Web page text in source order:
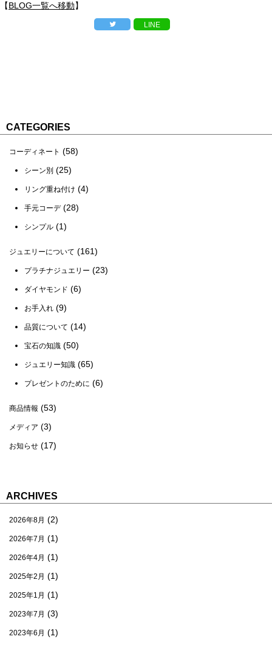
【BLOG一覧へ移動】
LINE
CATEGORIES
コーディネート (58)
シーン別 (25)
リング重ね付け (4)
手元コーデ(28)
シンプル (1)
ジュエリーについて (161)
プラチナジュエリー (23)
ダイヤモンド (6)
お手入れ (9)
品質について (14)
宝石の知識 (50)
ジュエリー知識 (65)
プレゼントのために (6)
商品情報 (53)
メディア (3)
お知らせ (17)
ARCHIVES
2026年8月 (2)
2026年7月 (1)
2026年4月 (1)
2025年2月 (1)
2025年1月 (1)
2023年7月 (3)
2023年6月 (1)